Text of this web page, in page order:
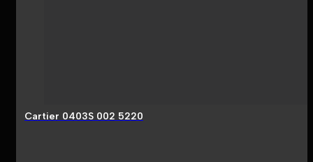
Cartier 0403S 002 5220